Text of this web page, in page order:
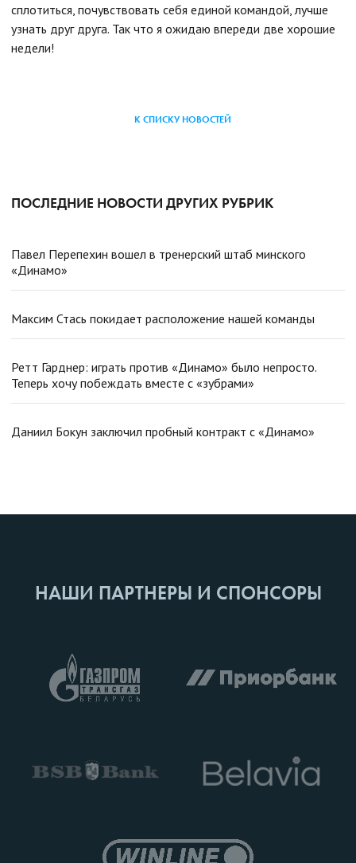
сплотиться, почувствовать себя единой командой, лучше
узнать друг друга. Так что я ожидаю впереди две хорошие
недели!
К СПИСКУ НОВОСТЕЙ
ПОСЛЕДНИЕ НОВОСТИ ДРУГИХ РУБРИК
Павел Перепехин вошел в тренерский штаб минского
«Динамо»
Максим Стась покидает расположение нашей команды
Ретт Гарднер: играть против «Динамо» было непросто.
Теперь хочу побеждать вместе с «зубрами»
Даниил Бокун заключил пробный контракт с «Динамо»
НАШИ ПАРТНЕРЫ И СПОНСОРЫ